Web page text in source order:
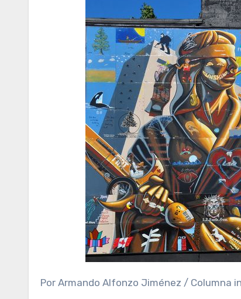
Por Armando Alfonzo Jiménez / Columna